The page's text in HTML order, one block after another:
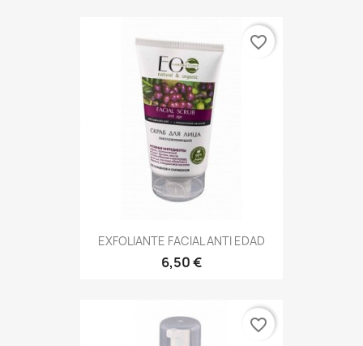
EXFOLIANTE FACIAL ANTI EDAD
6,50 €
favorite_border
favorite_border